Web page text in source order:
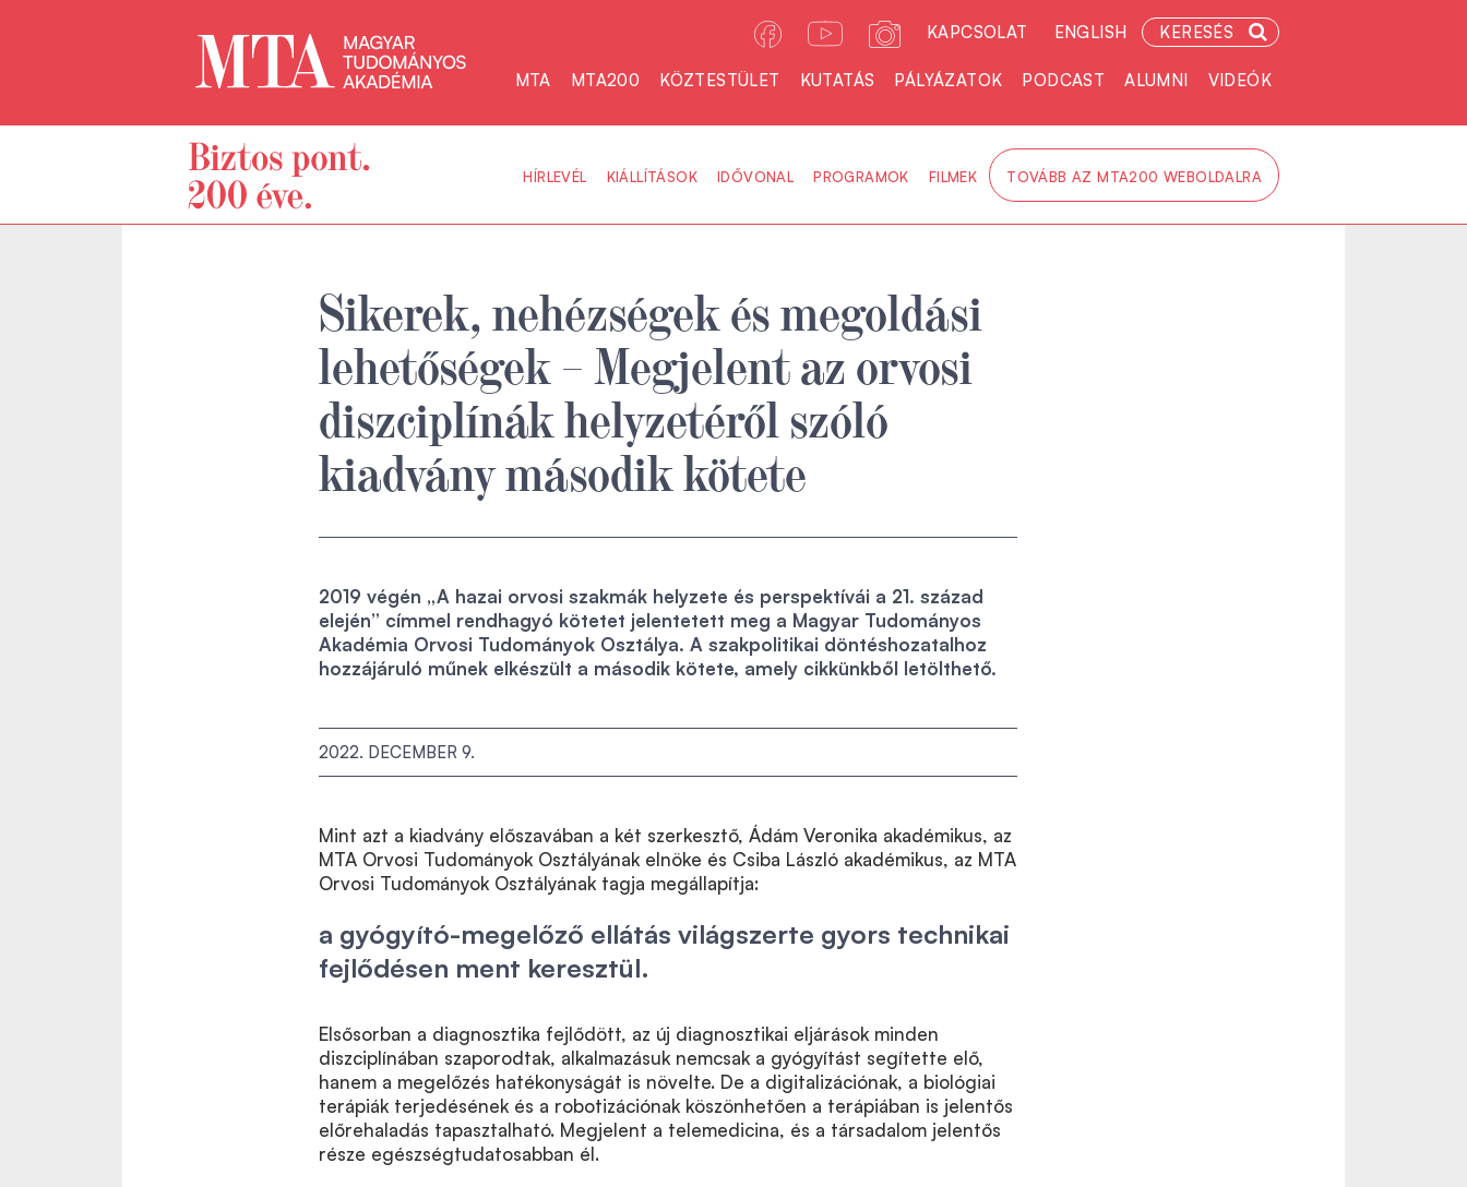
KAPCSOLAT ENGLISH KERESÉS
MTA MTA200 KÖZTESTÜLET KUTATÁS PÁLYÁZATOK PODCAST ALUMNI VIDEÓK
HÍRLEVÉL KIÁLLÍTÁSOK IDŐVONAL PROGRAMOK FILMEK TOVÁBB AZ MTA200 WEBOLDALRA
Sikerek, nehézségek és megoldási
lehetőségek – Megjelent az orvosi
diszciplínák helyzetéről szóló
kiadvány második kötete
2019 végén „A hazai orvosi szakmák helyzete és perspektívái a 21. század
elején” címmel rendhagyó kötetet jelentetett meg a Magyar Tudományos
Akadémia Orvosi Tudományok Osztálya. A szakpolitikai döntéshozatalhoz
hozzájáruló műnek elkészült a második kötete, amely cikkünkből letölthető.
2022. DECEMBER 9.
Mint azt a kiadvány előszavában a két szerkesztő, Ádám Veronika akadémikus, az
MTA Orvosi Tudományok Osztályának elnöke és Csiba László akadémikus, az MTA
Orvosi Tudományok Osztályának tagja megállapítja:
a gyógyító-megelőző ellátás világszerte gyors technikai
fejlődésen ment keresztül.
Elsősorban a diagnosztika fejlődött, az új diagnosztikai eljárások minden
diszciplínában szaporodtak, alkalmazásuk nemcsak a gyógyítást segítette elő,
hanem a megelőzés hatékonyságát is növelte. De a digitalizációnak, a biológiai
terápiák terjedésének és a robotizációnak köszönhetően a terápiában is jelentős
előrehaladás tapasztalható. Megjelent a telemedicina, és a társadalom jelentős
része egészségtudatosabban él.